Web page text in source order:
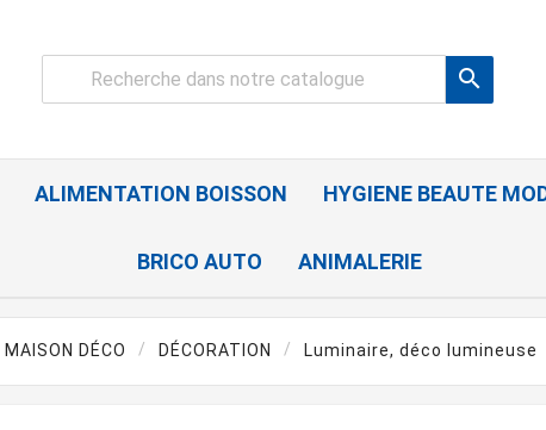

ALIMENTATION BOISSON HYGIENE BEAUTE
BRICO AUTO ANIMALERIE
MAISON DÉCO DÉCORATION Luminaire, déco lumineuse